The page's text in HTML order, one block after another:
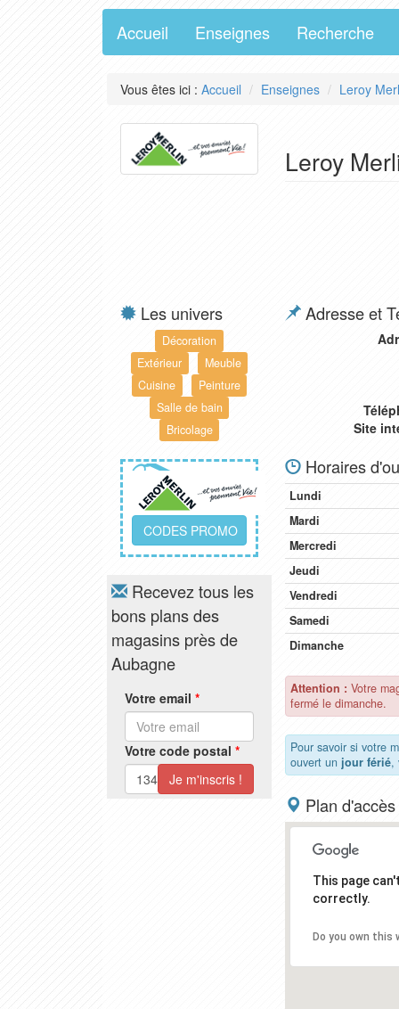
Accueil Enseignes Recherche
Vous êtes ici : Accueil Enseignes Leroy
Leroy
Les univers
Décoration
Extérieur
Meuble
Cuisine
Peinture
Salle de bain
Bricolage
CODES PROMO
Recevez tous les
bons plans des
magasins près de
Aubagne
Votre email *
Votre code postal *
Adresse et
Site
Horaires
Lundi
Mardi
Mercredi
Jeudi
Vendredi
Samedi
Dimanche
Attention : Votre
fermé le dimanche.
Pour savoir si votre
ouvert un jour férié,
Plan d'accès
This page
correctly.
Do you own this